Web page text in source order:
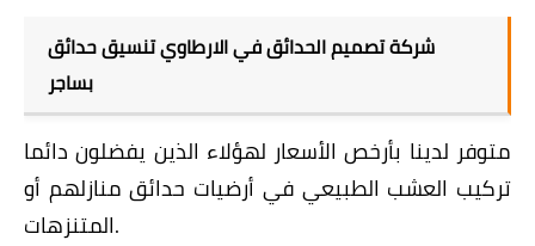
شركة تصميم الحدائق في الارطاوي تنسيق حدائق
بساجر
متوفر لدينا بأرخص الأسعار لهؤلاء الذين يفضلون دائما
تركيب العشب الطبيعي في أرضيات حدائق منازلهم أو
المتنزهات.